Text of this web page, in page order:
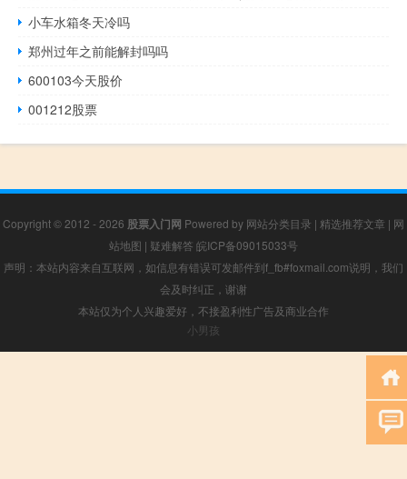
小车水箱冬天冷吗
郑州过年之前能解封吗吗
600103今天股价
001212股票
Copyright © 2012 - 2026 股票入门网 Powered by 网站分类目录 | 精选推荐文章 | 网
站地图 | 疑难解答 皖ICP备09015033号
声明：本站内容来自互联网，如信息有错误可发邮件到f_fb#foxmail.com说明，我们
会及时纠正，谢谢
本站仅为个人兴趣爱好，不接盈利性广告及商业合作
小男孩